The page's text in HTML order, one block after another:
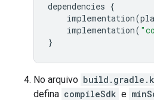
dependencies {
implementation(
implementation(
}
No arquivo
defina compileSdk e